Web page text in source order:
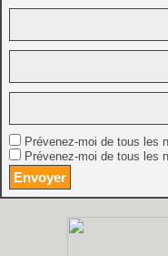
Prévenez-moi de tous les
Prévenez-moi de tous les